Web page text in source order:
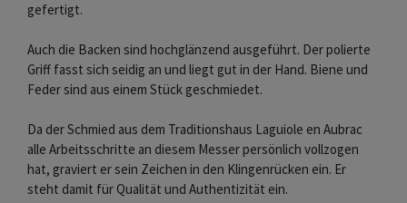
gefertigt.
Auch die Backen sind hochglänzend ausgeführt. Der polierte
Griff fasst sich seidig an und liegt gut in der Hand. Biene und
Feder sind aus einem Stück geschmiedet.
Da der Schmied aus dem Traditionshaus Laguiole en Aubrac
alle Arbeitsschritte an diesem Messer persönlich vollzogen
hat, graviert er sein Zeichen in den Klingenrücken ein. Er
steht damit für Qualität und Authentizität ein.